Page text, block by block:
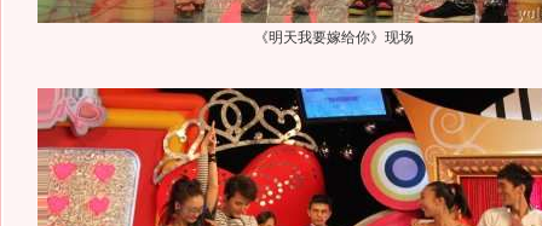
《明天我要嫁给你》现场